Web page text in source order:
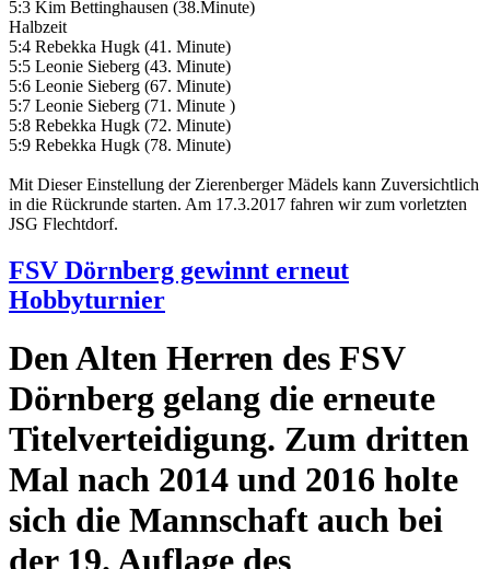
5:3 Kim Bettinghausen (38.Minute)
Halbzeit
5:4 Rebekka Hugk (41. Minute)
5:5 Leonie Sieberg (43. Minute)
5:6 Leonie Sieberg (67. Minute)
5:7 Leonie Sieberg (71. Minute )
5:8 Rebekka Hugk (72. Minute)
5:9 Rebekka Hugk (78. Minute)
Mit Dieser Einstellung der Zierenberger Mädels kann Zuversichtlich
in die Rückrunde starten. Am 17.3.2017 fahren wir zum vorletzten
JSG Flechtdorf.
FSV Dörnberg gewinnt erneut
Hobbyturnier
Den Alten Herren des FSV
Dörnberg gelang die erneute
Titelverteidigung. Zum dritten
Mal nach 2014 und 2016 holte
sich die Mannschaft auch bei
der 19. Auflage des